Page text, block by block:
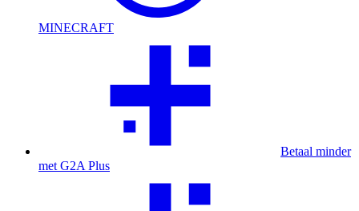
MINECRAFT
Betaal minder
met G2A Plus